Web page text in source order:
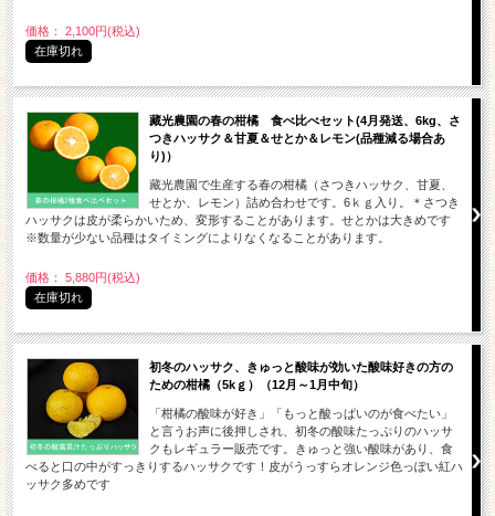
価格： 2,100円(税込)
在庫切れ
藏光農園の春の柑橘 食べ比べセット(4月発送、6kg、さ
つきハッサク＆甘夏＆せとか＆レモン(品種減る場合あ
り)）
藏光農園で生産する春の柑橘（さつきハッサク、甘夏、
せとか、レモン）詰め合わせです。6ｋｇ入り。＊さつき
ハッサクは皮が柔らかいため、変形することがあります。せとかは大きめです
※数量が少ない品種はタイミングによりなくなることがあります。
価格： 5,880円(税込)
在庫切れ
初冬のハッサク、きゅっと酸味が効いた酸味好きの方の
ための柑橘（5kｇ）（12月～1月中旬）
「柑橘の酸味が好き」「もっと酸っぱいのが食べたい」
と言うお声に後押しされ、初冬の酸味たっぷりのハッサ
クもレギュラー販売です。きゅっと強い酸味があり、食
べると口の中がすっきりするハッサクです！皮がうっすらオレンジ色っぽい紅ハ
ッサク多めです